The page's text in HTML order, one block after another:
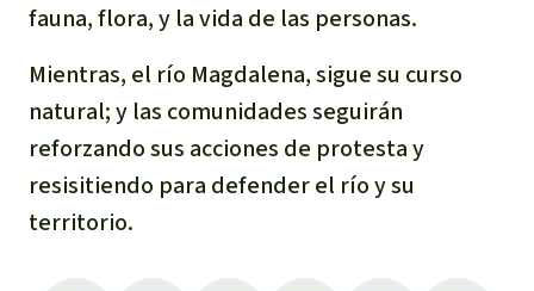
fauna, flora, y la vida de las personas.
Mientras, el río Magdalena, sigue su curso
natural; y las comunidades seguirán
reforzando sus acciones de protesta y
resisitiendo para defender el río y su
territorio.